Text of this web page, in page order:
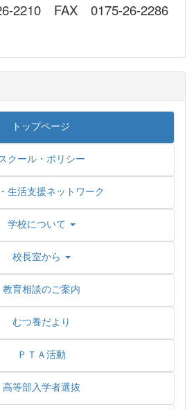
2210 FAX 0175-26-2286
トップページ
クール・ポリシー
生活支援ネットワーク
学校について
校長室から
教育相談のご案内
むつ養だより
ＰＴＡ活動
高等部入学者選抜